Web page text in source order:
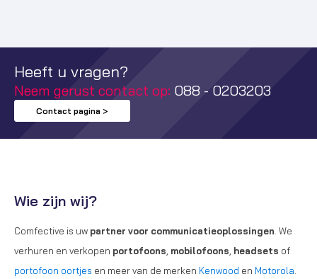
Heeft u vragen?
Neem gerust contact op: 088 - 0203203
Contact pagina >
Wie zijn wij?
Comfective is uw partner voor communicatieoplossingen . We
verhuren en verkopen portofoons mobilofoons headsets of
portofoon oortjes en meer van de merken Kenwood en Motorola